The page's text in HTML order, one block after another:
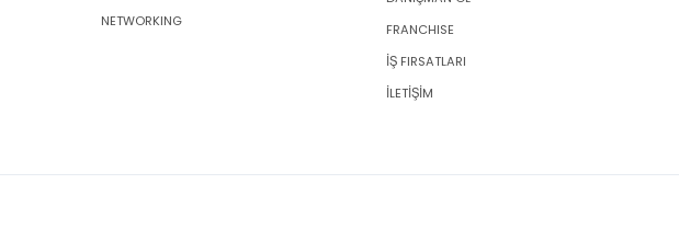
NETWORKING
FRANCHISE
İŞ FIRSATLARI
İLETİŞİM